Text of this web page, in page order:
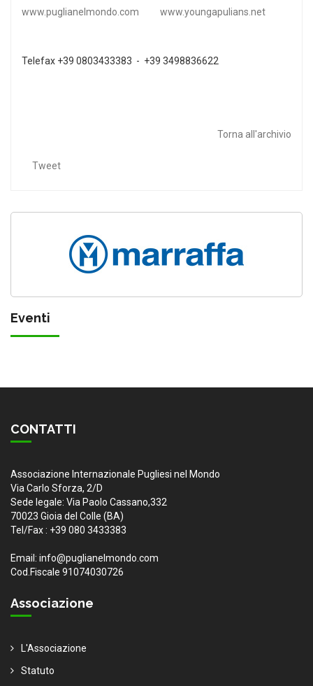
www.puglianelmondo.com www.youngapulians.net
Telefax +39 0803433383 - +39 3498836622
Torna all'archivio
Tweet
Eventi
CONTATTI
Associazione Internazionale Pugliesi nel Mondo
Via Carlo Sforza, 2/D
Sede legale: Via Paolo Cassano,332
70023 Gioia del Colle (BA)
Tel/Fax : +39 080 3433383
Email: info@puglianelmondo.com
Cod.Fiscale 91074030726
Associazione
L'Associazione
Statuto